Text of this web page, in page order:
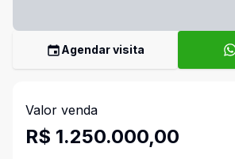
Agendar visita
Valor venda
R$ 1.250.000,00